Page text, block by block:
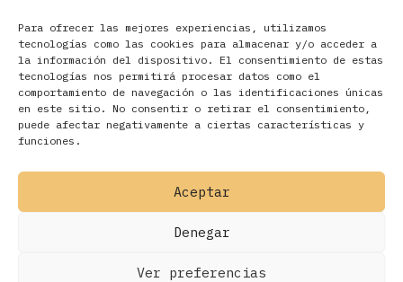
Para ofrecer las mejores experiencias, utilizamos
tecnologías como las cookies para almacenar y/o acceder a
la información del dispositivo. El consentimiento de estas
tecnologías nos permitirá procesar datos como el
comportamiento de navegación o las identificaciones únicas
en este sitio. No consentir o retirar el consentimiento,
puede afectar negativamente a ciertas características y
funciones.
Aceptar
Denegar
Ver preferencias
Filtros